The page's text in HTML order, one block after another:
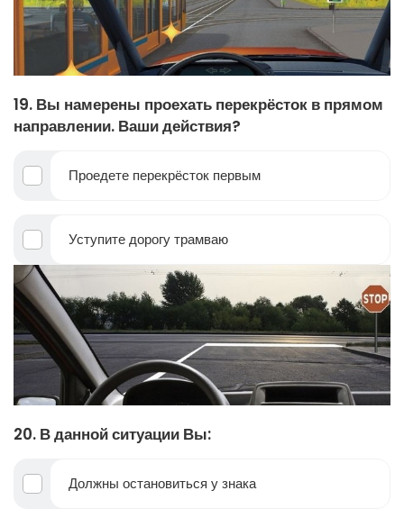
19. Вы намерены проехать перекрёсток в прямом
направлении. Ваши действия?
Проедете перекрёсток первым
Уступите дорогу трамваю
20. В данной ситуации Вы:
Должны остановиться у знака